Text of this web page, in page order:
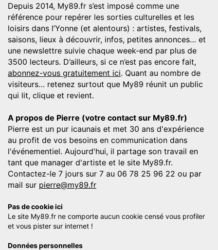
Depuis 2014, My89.fr s’est imposé comme une
référence pour repérer les sorties culturelles et les
loisirs dans l’Yonne (et alentours) : artistes, festivals,
saisons, lieux à découvrir, infos, petites annonces… et
une newslettre suivie chaque week-end par plus de
3500 lecteurs. D’ailleurs, si ce n’est pas encore fait,
abonnez-vous gratuitement ici. Quant au nombre de
visiteurs… retenez surtout que My89 réunit un public
qui lit, clique et revient.
A propos de Pierre (votre contact sur My89.fr)
Pierre est un pur icaunais et met 30 ans d'expérience
au profit de vos besoins en communication dans
l'événementiel. Aujourd'hui, il partage son travail en
tant que manager d'artiste et le site My89.fr.
Contactez-le 7 jours sur 7 au 06 78 25 96 22 ou par
mail sur pierre@my89.fr
Pas de cookie ici
Le site My89.fr ne comporte aucun cookie censé vous profiler
et vous pister sur internet !
Données personnelles